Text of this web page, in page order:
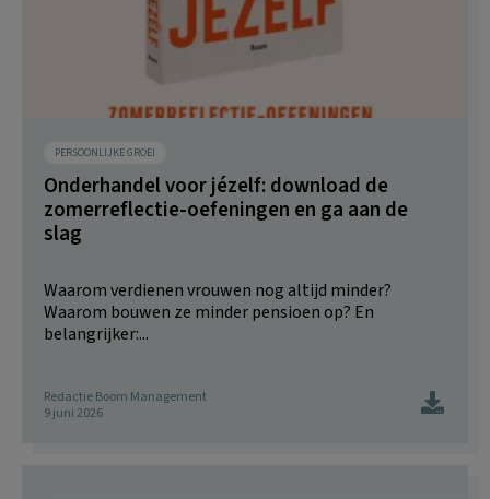
PERSOONLIJKE GROEI
Onderhandel voor jézelf: download de
zomerreflectie-oefeningen en ga aan de
slag
Waarom verdienen vrouwen nog altijd minder?
Waarom bouwen ze minder pensioen op? En
belangrijker:...
Redactie Boom Management
9 juni 2026